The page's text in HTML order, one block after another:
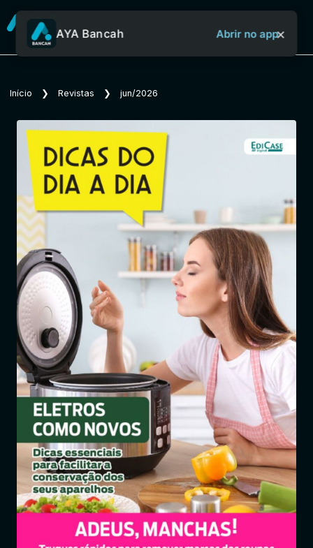
Sobre o Aya Bancah
Jornais
Notícias
Entrar
AYA Bancah Abrir no app×
Início ❯ Revistas ❯ jun/2026